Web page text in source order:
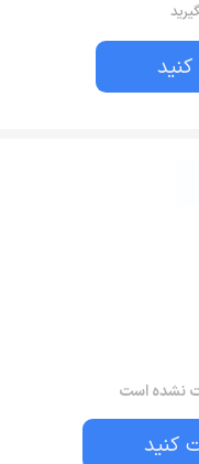
نشده است
کنید